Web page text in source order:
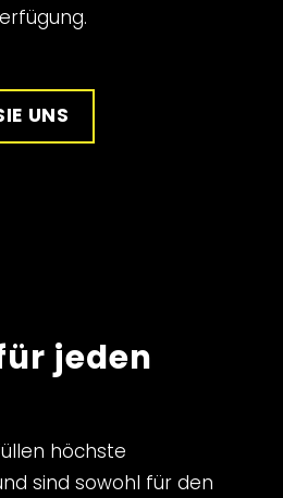
UNS
jeden
höchste
sind sowohl für den